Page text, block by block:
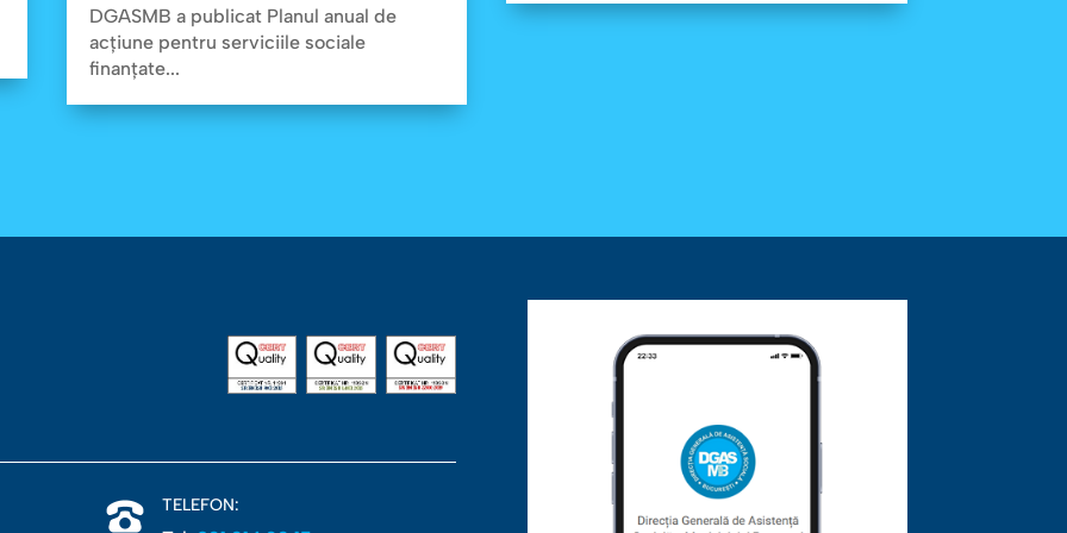
DGASMB a publicat Planul anual de
acțiune pentru serviciile sociale
finanțate...
TELEFON: